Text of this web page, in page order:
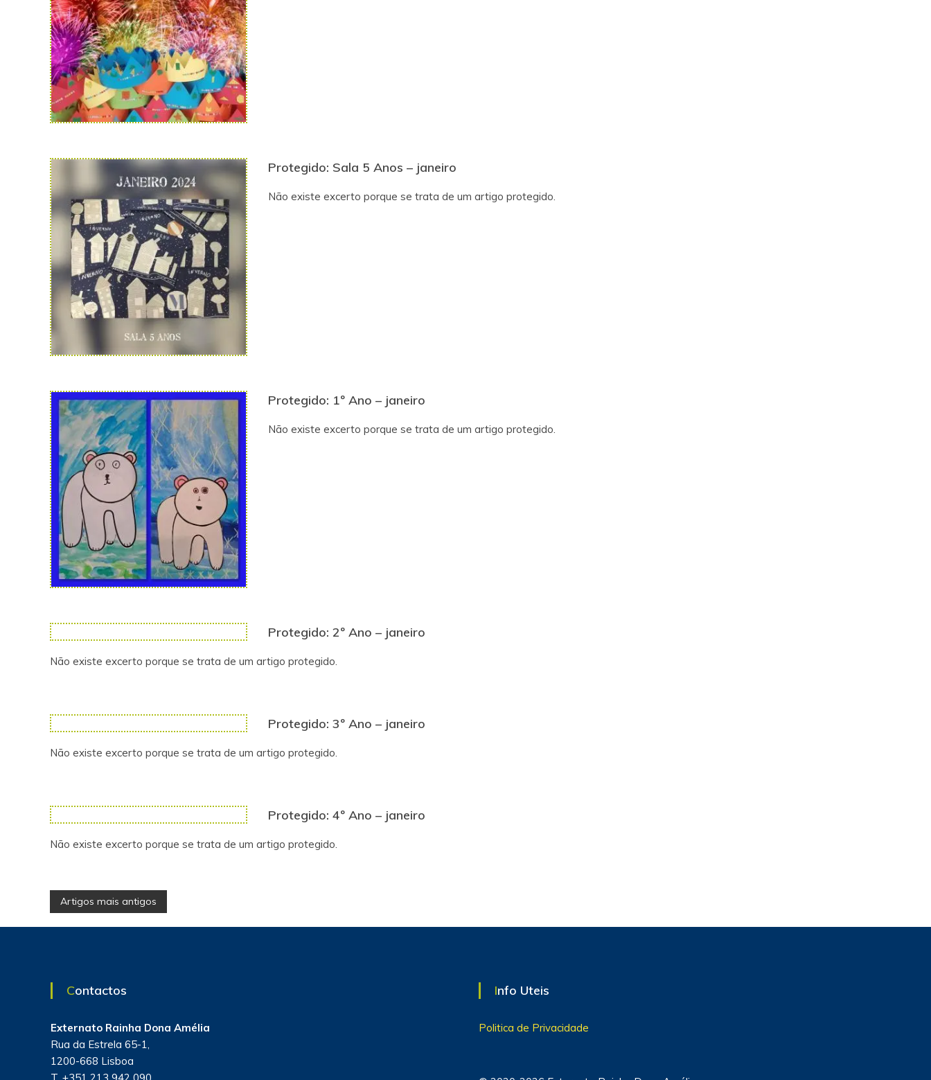
Protegido: Sala 5 Anos – janeiro
Não existe excerto porque se trata de um artigo protegido.
Protegido: 1º Ano – janeiro
Não existe excerto porque se trata de um artigo protegido.
Protegido: 2º Ano – janeiro
Não existe excerto porque se trata de um artigo protegido.
Protegido: 3º Ano – janeiro
Não existe excerto porque se trata de um artigo protegido.
Protegido: 4º Ano – janeiro
Não existe excerto porque se trata de um artigo protegido.
N
a
e
g
a
Artigos mais antigos
Contactos
Externato Rainha Dona Amélia
Rua da Estrela 65-1,
1200-668 Lisboa
T. +351 213 942 090
Info Uteis
Politica de Privacidade